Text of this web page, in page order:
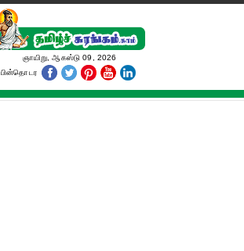
ஞாயிறு, ஆகஸ்டு 09, 2026
பின்தொடர